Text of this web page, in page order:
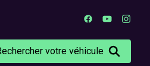
votre véhicule